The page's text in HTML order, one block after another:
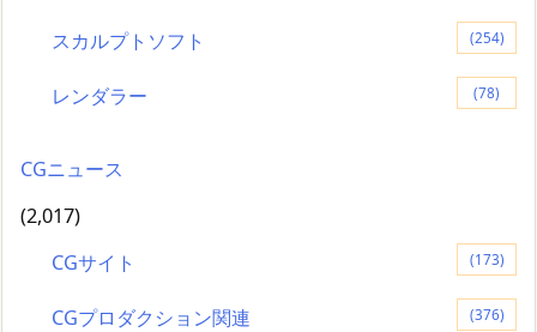
スカルプトソフト (254)
レンダラー (78)
CGニュース
(2,017)
CGサイト
(173)
CGプロダクション関連 (376)